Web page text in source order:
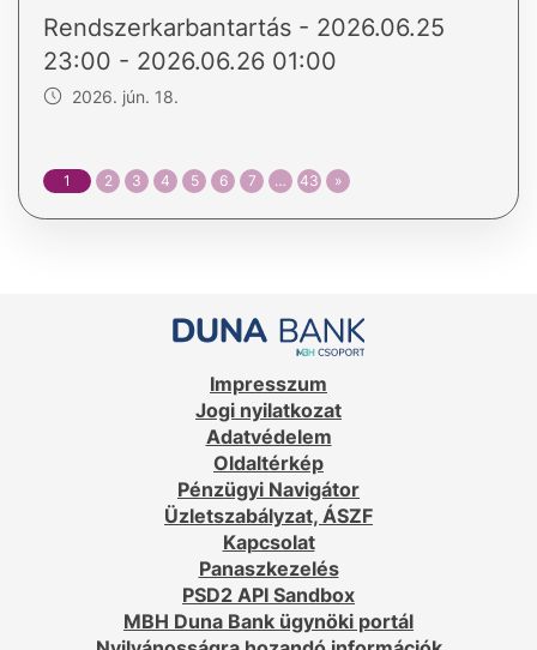
Rendszerkarbantartás - 2026.06.25
23:00 - 2026.06.26 01:00
2026. jún. 18.
1 2 3 4 5 6 7 … 43 »
Impresszum
Jogi nyilatkozat
Adatvédelem
Oldaltérkép
Pénzügyi Navigátor
Üzletszabályzat, ÁSZF
Kapcsolat
Panaszkezelés
PSD2 API Sandbox
MBH Duna Bank ügynöki portál